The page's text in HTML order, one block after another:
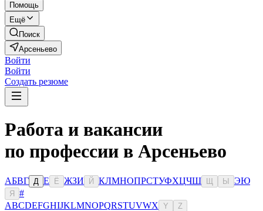
Помощь
Ещё
Поиск
Арсеньево
Войти
Войти
Создать резюме
Работа и вакансии
по профессии в Арсеньево
АБВГ Д Е Ё ЖЗИ Й КЛМНОПРСТУФХЦЧШ Ы ЭЮ
Я
#
ABCDEFGHIJKLMNOPQRSTUVWX Y Z